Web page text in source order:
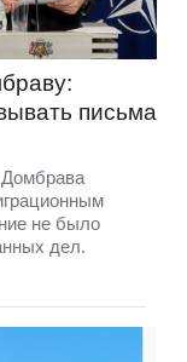
письма
не было
дел.